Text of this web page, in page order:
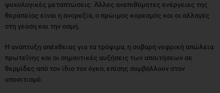
ψυχολογικές μεταπτώσεις. Άλλες ανεπιθύμητες ενέργειες της
θεραπείας είναι η ανορεξία, ο πρώιμος κορεσμός και οι αλλαγές
στη γεύση και την οσμή.
Η ανάπτυξη απέχθειας για τα τρόφιμα, η σοβαρή νεφρική απώλεια
πρωτεΐνης και οι σημαντικές αυξήσεις των απαιτήσεων σε
θερμίδες από τον ίδιο τον όγκο, επίσης συμβάλλουν στον
υποσιτισμό.